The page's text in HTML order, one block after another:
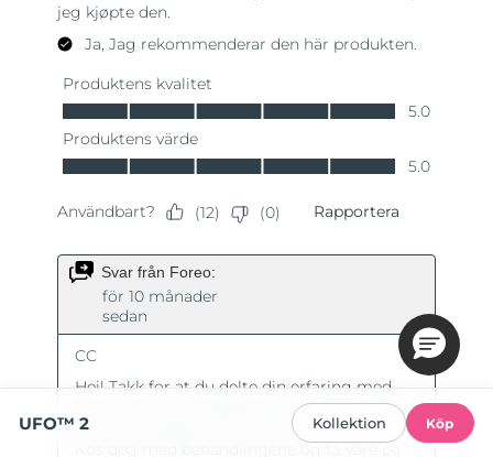
UFO™ 2 Kollektion Köp